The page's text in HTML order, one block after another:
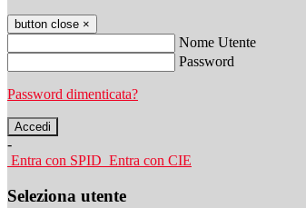
button close ×
Nome Utente
Password
Password dimenticata?
-
Entra con SPID Entra con CIE
Seleziona utente